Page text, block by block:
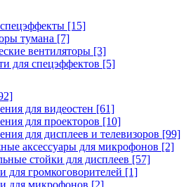
[15]
тумана [7]
вентиляторы [3]
для спецэффектов [5]
для видеостен [61]
для проекторов [10]
для дисплеев и телевизоров [99]
аксессуары для микрофонов [2]
стойки для дисплеев [57]
для громкоговорителей [1]
для микрофонов [2]